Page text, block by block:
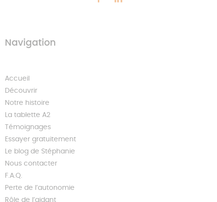
Navigation
Accueil
Découvrir
Notre histoire
La tablette A2
Témoignages
Essayer gratuitement
Le blog de Stéphanie
Nous contacter
F.A.Q.
Perte de l’autonomie
Rôle de l’aidant